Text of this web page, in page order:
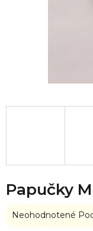
Papučky
Priemerné
Neohodnotené